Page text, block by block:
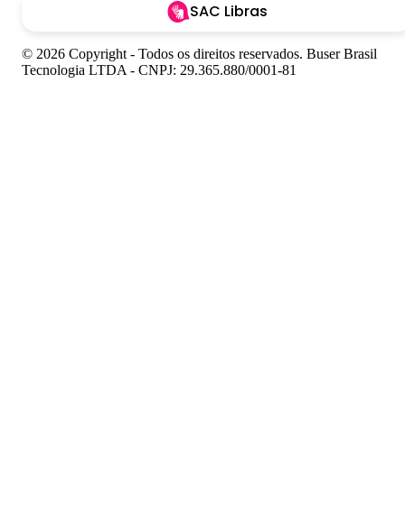
SAC Libras
© 2026 Copyright - Todos os direitos reservados. Buser Brasil
Tecnologia LTDA - CNPJ: 29.365.880/0001-81